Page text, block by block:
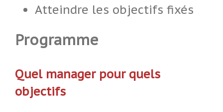
Atteindre les objectifs fixés
Programme
Quel manager pour quels
objectifs